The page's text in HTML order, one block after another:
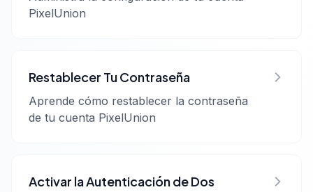
PixelUnion
Restablecer Tu Contraseña
Aprende cómo restablecer la contraseña
de tu cuenta PixelUnion
Activar la Autenticación de Dos